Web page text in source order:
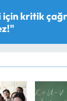
kritik